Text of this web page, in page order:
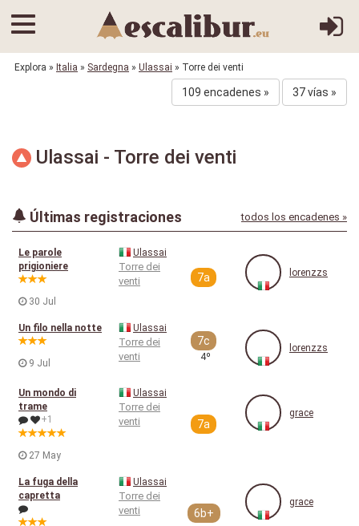
Explora » Italia » Sardegna » Ulassai » Torre dei venti
109 encadenes » 37 vías »
Ulassai - Torre dei venti
Últimas registraciones todos los encadenes »
Le parole
prigioniere
30 Jul
Ulassai
Torre dei
venti
7a lorenzzs
Un filo nella notte
9 Jul
Ulassai
Torre dei
venti
7c
4º
lorenzzs
Un mondo di
trame
+1
27 May
Ulassai
Torre dei
venti
7a
grace
La fuga della
capretta
Ulassai
Torre dei
venti
6b+
grace